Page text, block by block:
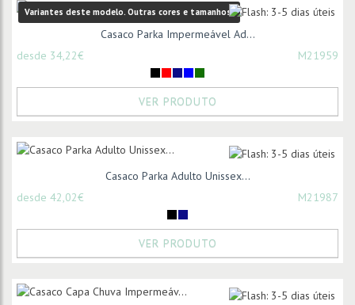
Variantes deste modelo. Outras cores e tamanhos:
Casaco Parka Impermeável Ad...
desde 34,22€
M21959
VER PRODUTO
Casaco Parka Adulto Unissex...
desde 42,02€
M21987
VER PRODUTO